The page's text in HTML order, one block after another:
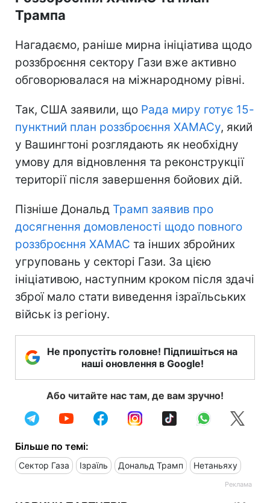
Трампа
Нагадаємо, раніше мирна ініціатива щодо
роззброєння сектору Гази вже активно
обговорювалася на міжнародному рівні.
Так, США заявили, що Рада миру готує 15-
пунктний план роззброєння ХАМАСу, який
у Вашингтоні розглядають як необхідну
умову для відновлення та реконструкції
території після завершення бойових дій.
Пізніше Дональд Трамп заявив про
досягнення домовленості щодо повного
роззброєння ХАМАС та інших збройних
угруповань у секторі Гази. За цією
ініціативою, наступним кроком після здачі
зброї мало стати виведення ізраїльських
військ із регіону.
Не пропустіть головне! Підпишіться на
наші оновлення в Google!
Або читайте нас там, де вам зручно!
Більше по темі:
Сектор Газа Ізраїль Дональд Трамп Нетаньяху